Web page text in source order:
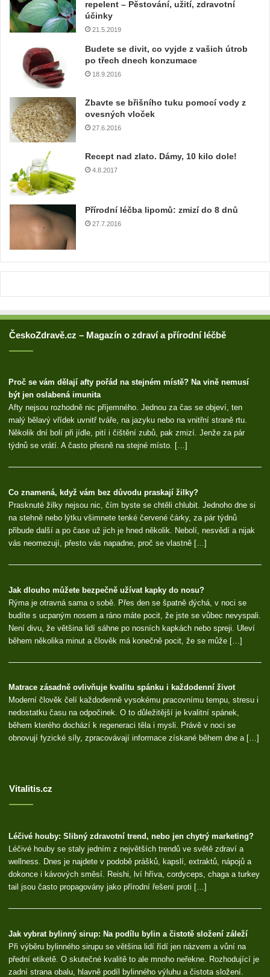
a
š
í
l
v
o
d
r
repelent – Pěstování, užití, zdravotní
účinky
21.5.2019
Budete se divit, co vyjde z vašich útrob
po třech dnech konzumace
18.9.2016
Zbavte se břišního tuku pomocí vody z
ovesných vloček
27.6.2016
Recept nad zlato. Dámy, 10 kilo dole!
4.8.2017
Přírodní léčba lipomů: zmizí do 8 dnů
27.7.2016
ČeskoZdravě.cz – Magazín o zdraví a přírodní léčbě
Proč se vám dělají afty pořád na stejném místě? Na vině nemusí
být jen oslabená imunita
Afty nejsou rozhodně nic příjemného. Jednou za čas se objeví, ten
malý bělavý vřídek uvnitř tváře, na jazyku nebo na vnitřní straně rtu.
Několik dní bolí při jídle, pití i čištění zubů, pak zmizí. Jenže za pár
týdnů se vrátí. A často přesně na stejné místo. […]
Co znamená, když vám bez důvodu praskají žilky?
Prasknuté žilky nejsou nic, čím byste se chtěli chlubit. Jednoho dne si
na stehně nebo lýtku všimnete tenké červené čárky, za pár týdnů
přibude další a po čase už jich je hned několik. Nebolí, nesvědí a nijak
vás neomezují, přesto vás napadne, proč se vlastně […]
Jak dlouho můžete bezpečně užívat kapky do nosu?
Rýma je otravná sama o sobě. Přes den se špatně dýchá, v noci se
budíte s ucpaným nosem a ráno máte pocit, že jste se vůbec nevyspali.
Není divu, že většina lidí sáhne po nosních kapkách nebo spreji. Uleví
během několika minut a člověk má konečně pocit, že se může […]
Matrace zásadně ovlivňuje kvalitu spánku i každodenní život
Moderní člověk čelí každodenně vysokému pracovnímu tempu, stresu i
nedostatku času na odpočinek. O to důležitější je kvalitní spánek,
během kterého dochází k regeneraci těla i mysli. Právě v noci se
obnovují fyzické síly, zpracovávají informace získané během dne a […]
Vitalitis.cz
Léčivé houby: Slibný zdravotní trend, nebo jen chytrý marketing?
Léčivé houby se staly jedním z největších trendů ve světě zdraví a
wellness. Dnes je najdete v podobě prášků, kapslí, extraktů, nápojů a
dokonce i kávových směsí. Reishi, lví hříva, cordyceps, chaga a turkey
tail jsou často propagovány jako přírodní řešení proti […]
Jak vybrat bylinný sirup: Na podílu bylin a čistotě složení záleží
Při výběru bylinného sirupu se většina lidí řídí jen názvem a vůní na
přední etiketě. O skutečné kvalitě to ale mnoho neřekne. Rozhodující je
zadní strana obalu, hlavně podíl bylinného výluhu a čistota složení.